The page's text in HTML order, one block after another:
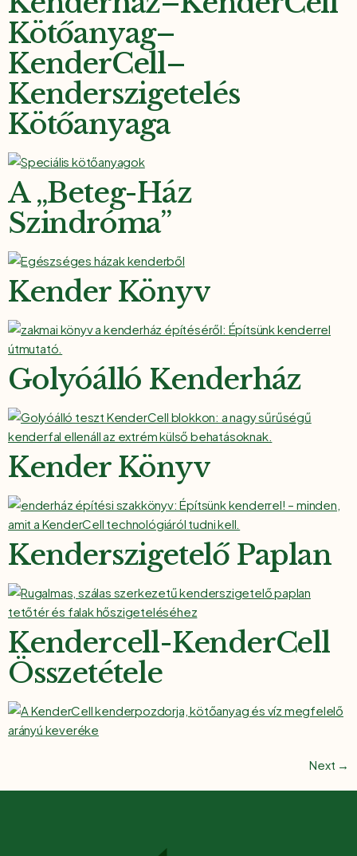
Kötőanyag–
KenderCell–
Kenderszigetelés
Kötőanyaga
A „Beteg-Ház
Szindróma”
Kender Könyv
Golyóálló Kenderház
Kender Könyv
Kenderszigetelő Paplan
Kendercell-KenderCell
Összetétele
Next →